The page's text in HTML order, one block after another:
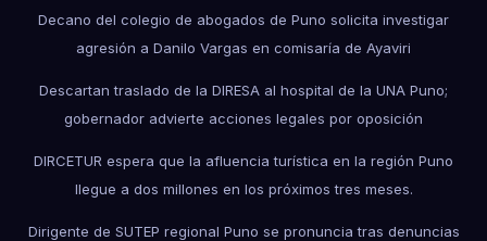
Decano del colegio de abogados de Puno solicita investigar
agresión a Danilo Vargas en comisaría de Ayaviri
Descartan traslado de la DIRESA al hospital de la UNA Puno;
gobernador advierte acciones legales por oposición
DIRCETUR espera que la afluencia turística en la región Puno
llegue a dos millones en los próximos tres meses.
Dirigente de SUTEP regional Puno se pronuncia tras denuncias